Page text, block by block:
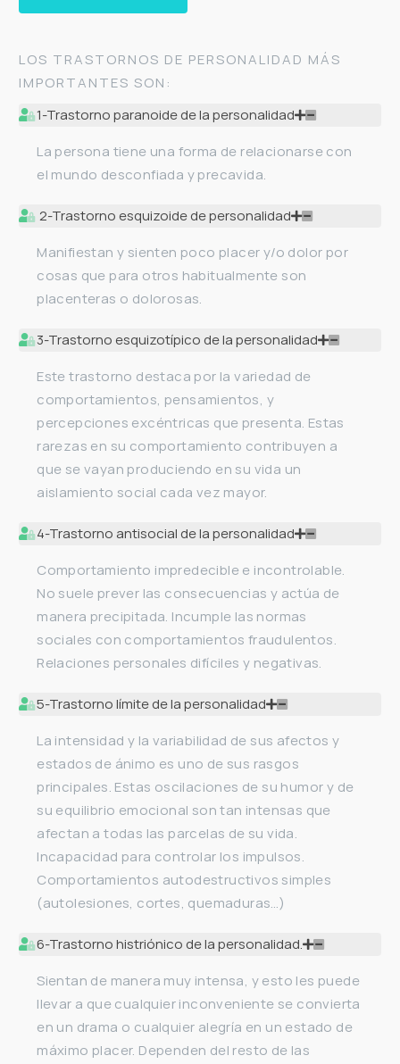
LOS TRASTORNOS DE PERSONALIDAD MÁS
IMPORTANTES SON:
1-Trastorno paranoide de la personalidad
La persona tiene una forma de relacionarse con
el mundo desconfiada y precavida.
2-Trastorno esquizoide de personalidad
Manifiestan y sienten poco placer y/o dolor por
cosas que para otros habitualmente son
placenteras o dolorosas.
3-Trastorno esquizotípico de la personalidad
Este trastorno destaca por la variedad de
comportamientos, pensamientos, y
percepciones excéntricas que presenta. Estas
rarezas en su comportamiento contribuyen a
que se vayan produciendo en su vida un
aislamiento social cada vez mayor.
4-Trastorno antisocial de la personalidad
Comportamiento impredecible e incontrolable.
No suele prever las consecuencias y actúa de
manera precipitada. Incumple las normas
sociales con comportamientos fraudulentos.
Relaciones personales difíciles y negativas.
5-Trastorno límite de la personalidad
La intensidad y la variabilidad de sus afectos y
estados de ánimo es uno de sus rasgos
principales. Estas oscilaciones de su humor y de
su equilibrio emocional son tan intensas que
afectan a todas las parcelas de su vida.
Incapacidad para controlar los impulsos.
Comportamientos autodestructivos simples
(autolesiones, cortes, quemaduras…)
6-Trastorno histriónico de la personalidad.
Sientan de manera muy intensa, y esto les puede
llevar a que cualquier inconveniente se convierta
en un drama o cualquier alegría en un estado de
máximo placer. Dependen del resto de las